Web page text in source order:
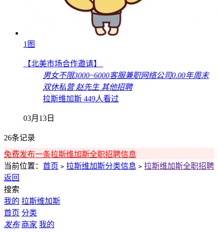
1图
【北美市场合作邀请】
男女不限3000~6000客服兼职网络公司0.00年周末
双休私营 赵先生 其他招聘
拉斯维加斯 449人看过
03月13日
26条记录
免费发布一条拉斯维加斯全职招聘信息
当前位置： 首页 > 拉斯维加斯分类信息 > 拉斯维加斯全职招聘
返回
搜索
我的 拉斯维加斯
首页 分类
发布 商家 我的